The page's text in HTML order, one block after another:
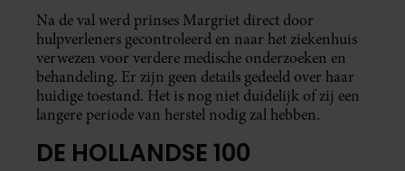
Na de val werd prinses Margriet direct door
hulpverleners gecontroleerd en naar het ziekenhuis
verwezen voor verdere medische onderzoeken en
behandeling. Er zijn geen details gedeeld over haar
huidige toestand. Het is nog niet duidelijk of zij een
langere periode van herstel nodig zal hebben.
DE HOLLANDSE 100